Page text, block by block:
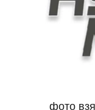
фото